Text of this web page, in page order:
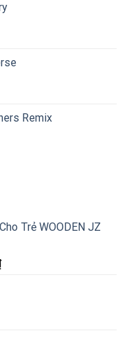
Remix
Trẻ WOODEN JZ
Giá